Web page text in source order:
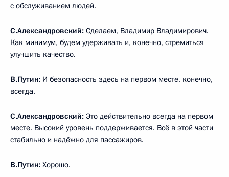
с обслуживанием людей.
С.Александровский: Сделаем, Владимир Владимирович.
Как минимум, будем удерживать и, конечно, стремиться
улучшить качество.
В.Путин: И безопасность здесь на первом месте, конечно,
всегда.
С.Александровский: Это действительно всегда на первом
месте. Высокий уровень поддерживается. Всё в этой части
стабильно и надёжно для пассажиров.
В.Путин: Хорошо.